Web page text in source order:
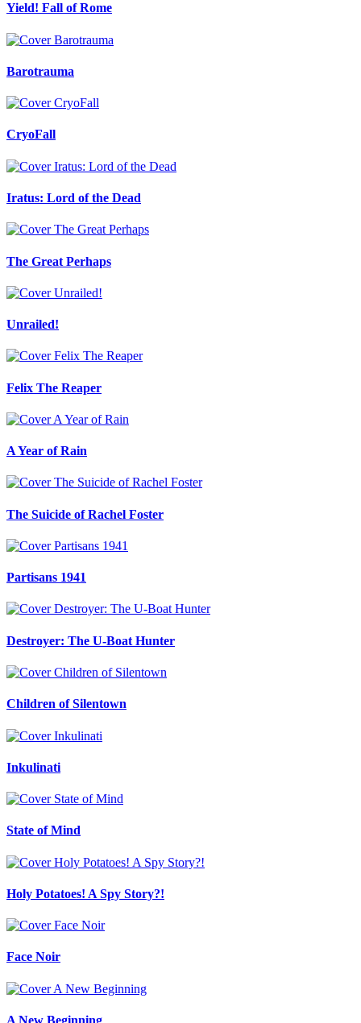
Yield! Fall of Rome
Barotrauma
CryoFall
Iratus: Lord of the Dead
The Great Perhaps
Unrailed!
Felix The Reaper
A Year of Rain
The Suicide of Rachel Foster
Partisans 1941
Destroyer: The U-Boat Hunter
Children of Silentown
Inkulinati
State of Mind
Holy Potatoes! A Spy Story?!
Face Noir
A New Beginning